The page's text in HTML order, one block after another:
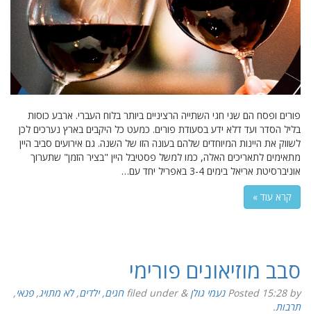
פורים ופסח הם שני חגי השתייה הרציניים ביותר בלוח העברי. ארבע כוסות
בליל הסדר ועד דלא ידע בסעודת פורים. כמעט כל היקבים בארץ נערכים לכן
לשווק את היינות המיוחדים שלהם בעונה הזו של השנה. גם אירועים סביב היין
מתאימים לתאריכים האלה, כמו למשל פסטיבל היין "בציר הזמן" שתערוך
אוניברסיטת אריאל בימים 3-4 באפריל יחד עם…
קרא עוד »
סבב מוזיאונים פורימי
Posted 15:28by נעמי גולן &
filed under חגים,ילדים,לא מתויג,פנאי,
תרבות.